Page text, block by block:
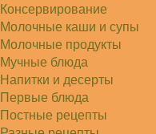
Консервирование
Молочные каши и супы
Молочные продукты
Мучные блюда
Напитки и десерты
Первые блюда
Постные рецепты